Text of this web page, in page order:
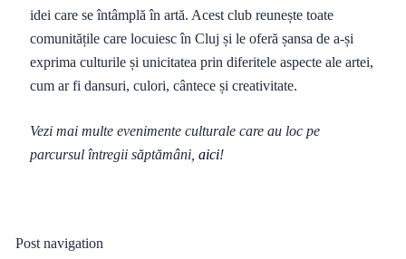
idei care se întâmplă în artă. Acest club reunește toate
comunitățile care locuiesc în Cluj și le oferă șansa de a-și
exprima culturile și unicitatea prin diferitele aspecte ale artei,
cum ar fi dansuri, culori, cântece și creativitate.
Vezi mai multe evenimente culturale care au loc pe
parcursul întregii săptămâni, aici!
Post navigation